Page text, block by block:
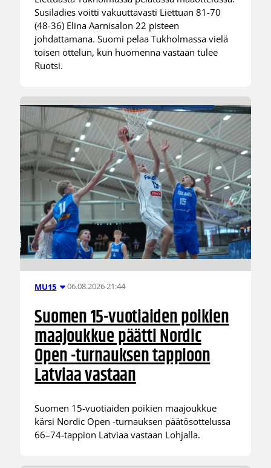
Susiladies voitti vakuuttavasti Liettuan 81-70
(48-36) Elina Aarnisalon 22 pisteen
johdattamana. Suomi pelaa Tukholmassa vielä
toisen ottelun, kun huomenna vastaan tulee
Ruotsi.
MU15 06.08.2026 21:44
Suomen 15-vuotiaiden poikien
maajoukkue päätti Nordic
Open -turnauksen tappioon
Latviaa vastaan
Suomen 15-vuotiaiden poikien maajoukkue
kärsi Nordic Open -turnauksen päätösottelussa
66–74-tappion Latviaa vastaan Lohjalla.